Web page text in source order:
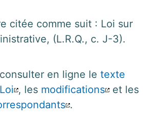
citée comme suit : Loi sur
(L.R.Q., c. J-3).
en ligne le texte
, les modifications
et les
.